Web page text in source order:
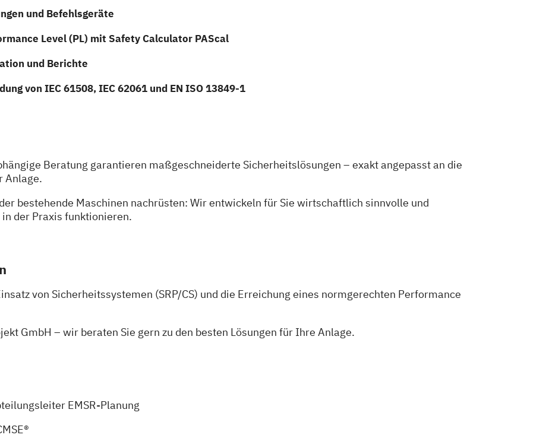
und Befehlsgeräte
Level (PL) mit Safety Calculator PAScal
und Berichte
von IEC 61508, IEC 62061 und EN ISO 13849-1
Beratung garantieren maßgeschneiderte Sicherheitslösungen – exakt angepasst an die
Anlage.
bestehende Maschinen nachrüsten: Wir entwickeln für Sie wirtschaftlich sinnvolle und
der Praxis funktionieren.
von Sicherheitssystemen (SRP/CS) und die Erreichung eines normgerechten Performance
GmbH – wir beraten Sie gern zu den besten Lösungen für Ihre Anlage.
EMSR-Planung